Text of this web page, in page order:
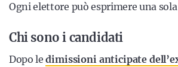
Ogni elettore può esprimere una
Chi sono i candidati
Dopo ledimissioni anticipate